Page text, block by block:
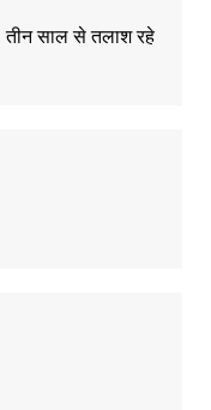
तीन साल से तलाश रहे